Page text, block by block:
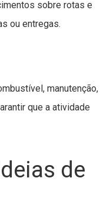
sobre rotas e
ou entregas.
manutenção,
que a atividade
de